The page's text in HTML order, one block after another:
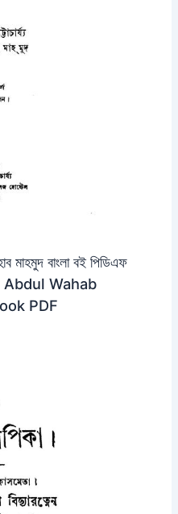
বাংলা বই পিডিএফ
Abdul Wahab
PDF